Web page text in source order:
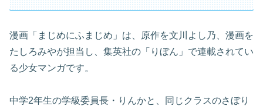
漫画「まじめにふまじめ」は、原作を文川よし乃、漫画を
たしろみやが担当し、集英社の「りぼん」で連載されてい
る少女マンガです。
中学2年生の学級委員長・りんかと、同じクラスのさぼり